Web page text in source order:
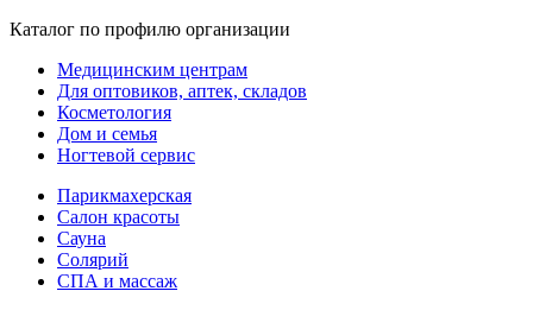
Каталог по профилю организации
Медицинским центрам
Для оптовиков, аптек, складов
Косметология
Дом и семья
Ногтевой сервис
Парикмахерская
Салон красоты
Сауна
Солярий
СПА и массаж